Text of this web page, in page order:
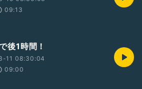
09:13
後1時間！
11 08:30:04
09:00